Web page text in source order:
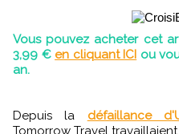
Vous pouvez acheter cet article à l'unité pour le prix de
3,99 € en cliquant ICI ou
an.
Depuis la défaillance
Tomorrow Travel